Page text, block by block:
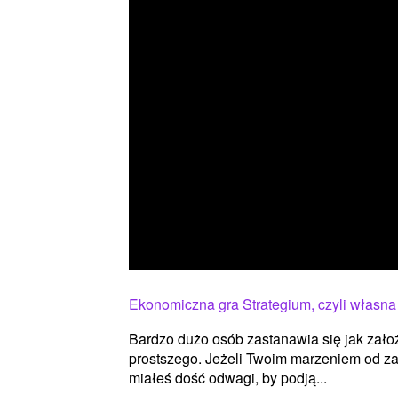
Ekonomiczna gra Strategium, czyli
Bardzo dużo osób zastanawia się jak
prostszego. Jeżeli Twoim marzeniem od
miałeś dość odwagi, by podją...